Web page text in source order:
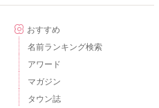
おすすめ
名前ランキング検索
アワード
マガジン
タウン誌